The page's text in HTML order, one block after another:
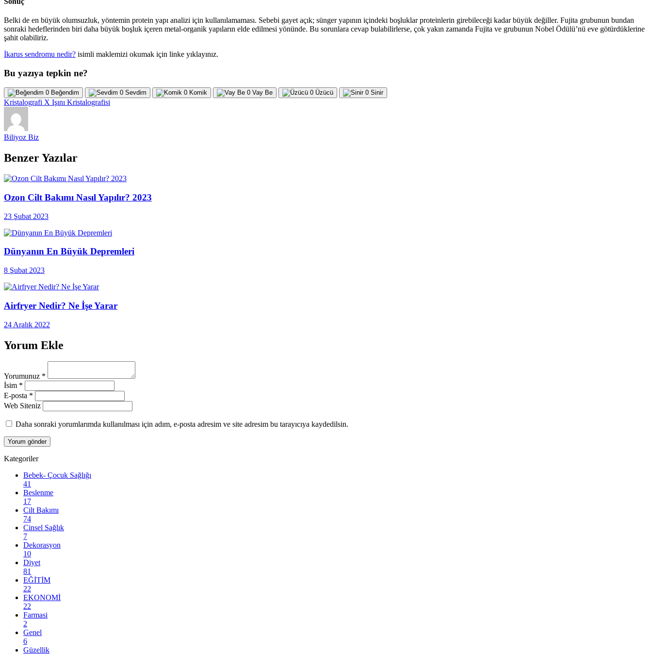
Belki de en büyük olumsuzluk, yöntemin protein yapı analizi için kullanılamaması. Sebebi gayet açık; sünger yapının içindeki boşluklar proteinlerin girebileceği kadar büyük değiller. Fujita grubunun bundan
sonraki hedeflerinden biri daha büyük boşluk içeren metal-organik yapıların elde edilmesi yönünde. Bu sorunlara cevap bulabilirlerse, çok yakın zamanda Fujita ve grubunun Nobel Ödülü’nü eve götürdüklerine
şahit olabiliriz.
İkarus sendromu nedir? isimli maklemizi okumak için linke yıklayınız.
Bu yazıya tepkin ne?
0 Beğendim 0 Sevdim 0 Komik 0 Vay Be 0 Üzücü 0 Sinir
Kristalografi X Işını Kristalografisi
Biliyoz Biz
Benzer Yazılar
Ozon Cilt Bakımı Nasıl Yapılır? 2023
23 Şubat 2023
Dünyanın En Büyük Depremleri
8 Şubat 2023
Airfryer Nedir? Ne İşe Yarar
24 Aralık 2022
Yorum Ekle
Yorumunuz *
İsim *
E-posta *
Web Siteniz
Daha sonraki yorumlarımda kullanılması için adım, e-posta adresim ve site adresim bu tarayıcıya kaydedilsin.
Kategoriler
Bebek- Çocuk Sağlığı
41
Beslenme
17
Cilt Bakımı
74
Cinsel Sağlık
7
Dekorasyon
10
Diyet
81
EĞİTİM
22
EKONOMİ
22
Farmasi
2
Genel
6
Güzellik